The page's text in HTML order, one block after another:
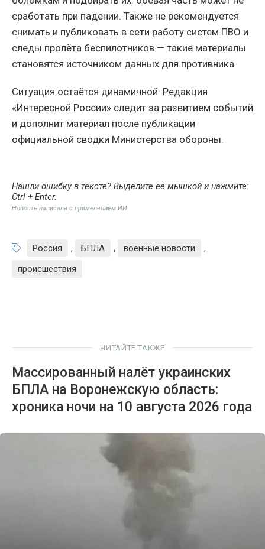
сработать при падении. Также не рекомендуется
снимать и публиковать в сети работу систем ПВО и
следы пролёта беспилотников — такие материалы
становятся источником данных для противника.
Ситуация остаётся динамичной. Редакция
«Интересной России» следит за развитием событий
и дополнит материал после публикации
официальной сводки Министерства обороны.
Нашли ошибку в тексте? Выделите её мышкой и нажмите:
Ctrl + Enter.
Новость написана с применением ИИ
Россия , БПЛА , военные новости
,
происшествия
ЧИТАЙТЕ ТАКЖЕ
Массированный налёт украинских
БПЛА на Воронежскую область:
хроника ночи на 10 августа 2026 года